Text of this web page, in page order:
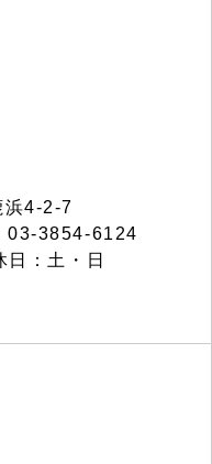
4-2-7
03-3854-6124
：土・日